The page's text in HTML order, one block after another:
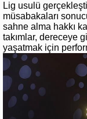
Lig usulü
müsabakaları
sahne alma hakkı
takımlar, dereceye
yaşatmak için